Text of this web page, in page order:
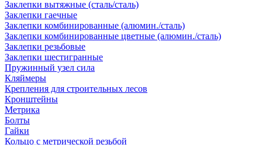
Заклепки вытяжные (сталь/сталь)
Заклепки гаечные
Заклепки комбинированные (алюмин./сталь)
Заклепки комбинированные цветные (алюмин./сталь)
Заклепки резьбовые
Заклепки шестигранные
Пружинный узел сила
Кляймеры
Крепления для строительных лесов
Кронштейны
Метрика
Болты
Гайки
Кольцо с метрической резьбой